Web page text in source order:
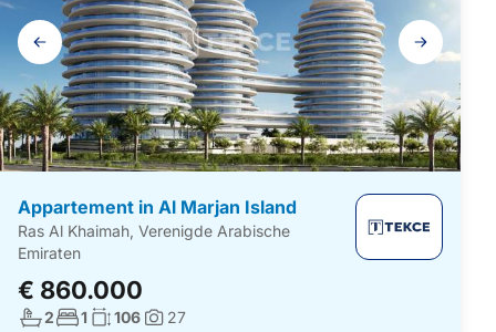
Galerij
navigatie
Appartement in Al Marjan Island
Ras Al Khaimah, Verenigde Arabische
Emiraten
€ 860.000
Aantal badkamers:
2Aantal slaapkamers:
1 Woonoppervlakte:
106Foto's:
27